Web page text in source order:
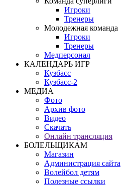
Игроки
Тренеры
Молодежная команда
Игроки
Тренеры
Медперсонал
КАЛЕНДАРЬ ИГР
Кузбасс
Кузбасс-2
МЕДИА
Фото
Архив фото
Видео
Скачать
Онлайн трансляция
БОЛЕЛЬЩИКАМ
Магазин
Администрация сайта
Волейбол детям
Полезные ссылки